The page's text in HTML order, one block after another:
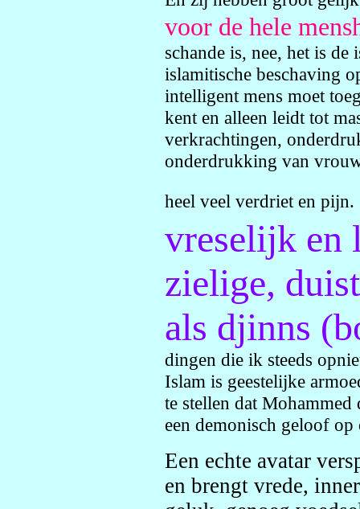
voor de hele
schande is, nee, het is de
islamitische beschaving
intelligent mens moet
kent en alleen leidt tot
verkrachtingen,
onderdrukking van
heel veel verdriet en pijn.
vreselijk en
zielige,
als djinns
dingen die ik steeds
Islam is geestelijke
te stellen dat
een demonisch geloof op
Een echte avatar
en brengt vrede,